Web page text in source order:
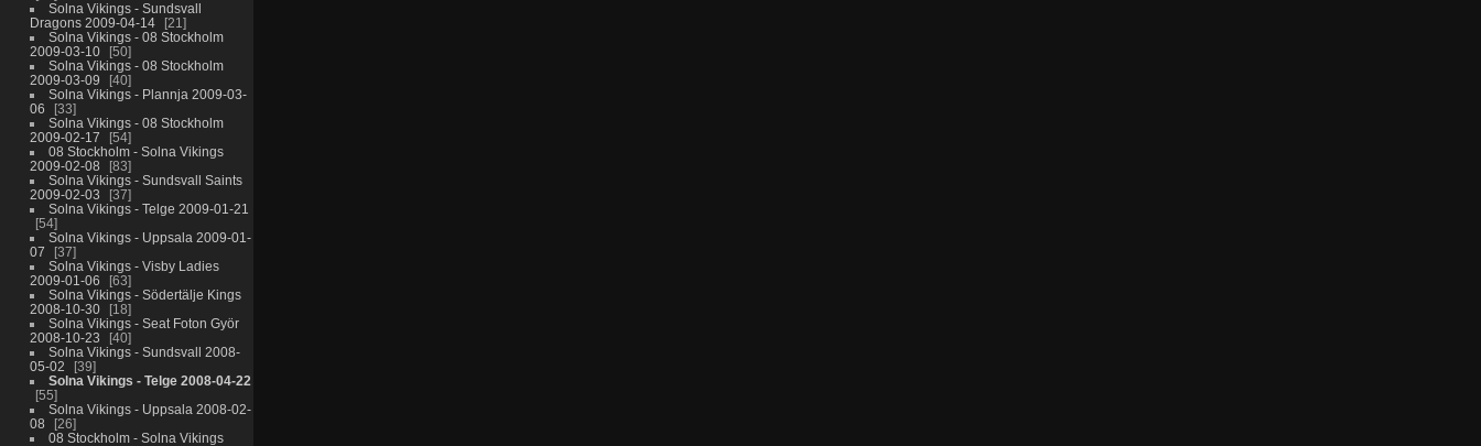
Solna Vikings - Sundsvall
Dragons 2009-04-14
21
Solna Vikings - 08 Stockholm
2009-03-10
50
Solna Vikings - 08 Stockholm
2009-03-09
40
Solna Vikings - Plannja 2009-03-
06
33
Solna Vikings - 08 Stockholm
2009-02-17
54
08 Stockholm - Solna Vikings
2009-02-08
83
Solna Vikings - Sundsvall Saints
2009-02-03
37
Solna Vikings - Telge 2009-01-21
54
Solna Vikings - Uppsala 2009-01-
07
37
Solna Vikings - Visby Ladies
2009-01-06
63
Solna Vikings - Södertälje Kings
2008-10-30
18
Solna Vikings - Seat Foton Györ
2008-10-23
40
Solna Vikings - Sundsvall 2008-
05-02
39
Solna Vikings - Telge 2008-04-22
55
Solna Vikings - Uppsala 2008-02-
08
26
08 Stockholm - Solna Vikings